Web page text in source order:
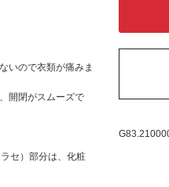
ので衣類が痛みま
開閉がスムーズで
セ）部分は、化粧